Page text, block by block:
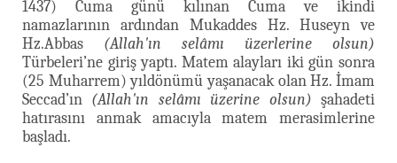
1437) Cuma günü kılınan Cuma ve ikindi
namazlarının ardından Mukaddes Hz. Huseyn ve
Hz.Abbas (Allah'ın selâmı üzerlerine olsun)
Türbeleri’ne giriş yaptı. Matem alayları iki gün sonra
(25 Muharrem) yıldönümü yaşanacak olan Hz. İmam
Seccad’ın (Allah'ın selâmı üzerine olsun) şahadeti
hatırasını anmak amacıyla matem merasimlerine
başladı.